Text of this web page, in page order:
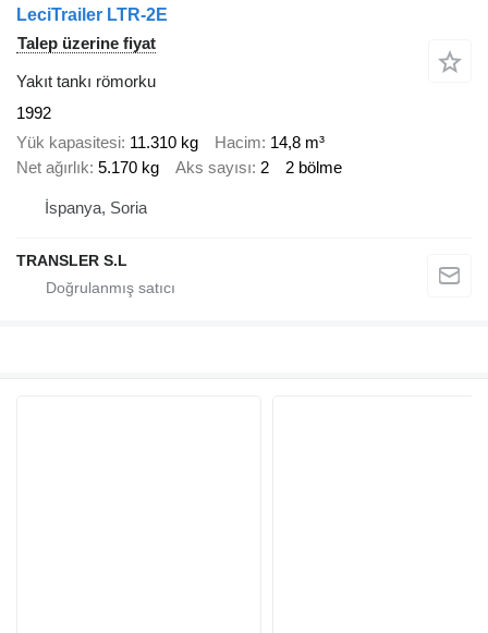
LeciTrailer LTR-2E
Talep üzerine fiyat
Yakıt tankı römorku
1992
Yük kapasitesi 11.310 kg Hacim 14,8 m³
Net ağırlık 5.170 kg Aks sayısı 2 2 bölme
İspanya, Soria
TRANSLER S.L